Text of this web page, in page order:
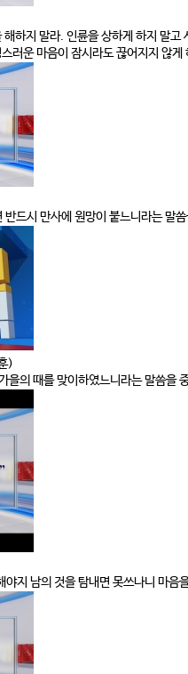
하지 말라. 인륜을 상하게 하지 말
러운 마음이 잠시라도 끊어지지 않
드시 만사에 원망이 붙느니라는 말
)
의 때를 맞이하였느니라는 말씀을
지 남의 것을 탐내면 못쓰나니 마